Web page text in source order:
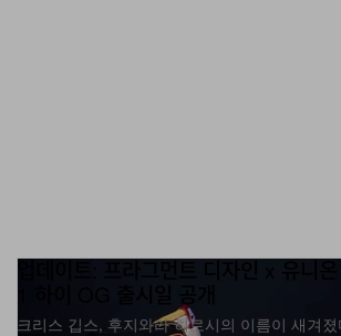
업데이트: 프라그먼트 디자인 x 유니
크리스 깁스, 후지와라 히로시의 이름이 새겨졌